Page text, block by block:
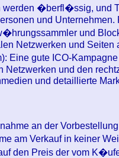
werden �berfl�ssig, und
und Unternehmen.
und
Netzwerken und Seiten
Eine gute ICO-
Netzwerken und den
und detaillierte
an der
am Verkauf in keiner
den Preis der vom